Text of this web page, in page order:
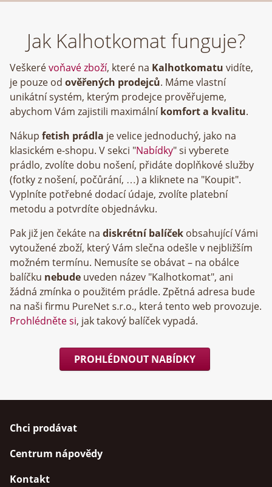
Jak Kalhotkomat funguje?
Veškerévoňavé zboží, které na Kalhotkomatu vidíte,
je pouze od ověřených prodejců. Máme vlastní
unikátní systém, kterým prodejce prověřujeme,
abychom Vám zajistili maximálníkomfort a kvalitu.
Nákup fetish prádla je velice jednoduchý, jako na
klasickém e-shopu. V sekci "Nabídky" si vyberete
prádlo, zvolíte dobu nošení, přidáte doplňkové služby
(fotky z nošení, počůrání, …) a kliknete na "Koupit".
Vyplníte potřebné dodací údaje, zvolíte platební
metodu a potvrdíte objednávku.
Pak již jen čekáte na diskrétní balíček obsahující Vámi
vytoužené zboží, který Vám slečna odešle v nejbližším
možném termínu. Nemusíte se obávat – na obálce
balíčku nebude uveden název "Kalhotkomat", ani
žádná zmínka o použitém prádle. Zpětná adresa bude
na naši firmu
, která tento web provozuje.
Prohlédněte si, jak takový balíček vypadá.
PROHLÉDNOUT NABÍDKY
Chci prodávat
Centrum nápovědy
Kontakt